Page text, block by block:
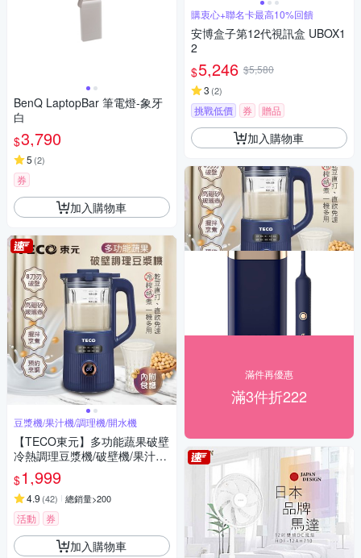
BenQ LaptopBar 筆電燈-象牙
白
$3,790
5 (2)
券
加入購物車
豆漿機/果汁機/調理機/開水機
【TECO東元】多功能蔬果破壁
冷熱調理豆漿機/破壁機/果汁機/
快煮壺/輔食機
$1,999
4.9 (42) 總銷量>200
活動 券
加入購物車
購衷心+聯名卡最高10%回饋
安博盒子第12代視訊盒 UBOX1
2
$5,246 $5,580
3 (2)
挑戰低價 券 贈品
加入購物車
滿件再優惠
滿3件折222